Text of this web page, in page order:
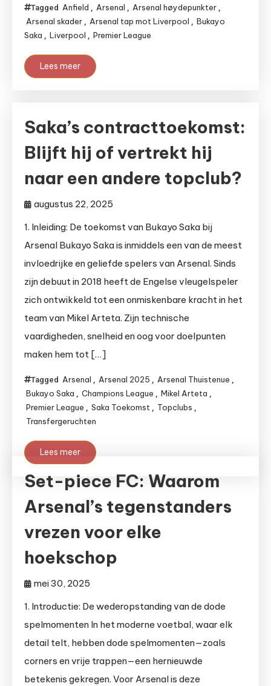
Tagged Anfield , Arsenal , Arsenal høydepunkter ,
Arsenal skader , Arsenal tap mot Liverpool , Bukayo
Saka , Liverpool , Premier League
Lees meer
Saka’s contracttoekomst:
Blijft hij of vertrekt hij
naar een andere topclub?
augustus 22, 2025
1. Inleiding: De toekomst van Bukayo Saka bij
Arsenal Bukayo Saka is inmiddels een van de meest
invloedrijke en geliefde spelers van Arsenal. Sinds
zijn debuut in 2018 heeft de Engelse vleugelspeler
zich ontwikkeld tot een onmiskenbare kracht in het
team van Mikel Arteta. Zijn technische
vaardigheden, snelheid en oog voor doelpunten
maken hem tot […]
Tagged Arsenal , Arsenal 2025 , Arsenal Thuistenue ,
Bukayo Saka , Champions League , Mikel Arteta ,
Premier League , Saka Toekomst , Topclubs ,
Transfergeruchten
Lees meer
Set-piece FC: Waarom
Arsenal’s tegenstanders
vrezen voor elke
hoekschop
mei 30, 2025
1. Introductie: De wederopstanding van de dode
spelmomenten In het moderne voetbal, waar elk
detail telt, hebben dode spelmomenten—zoals
corners en vrije trappen—een hernieuwde
betekenis gekregen. Voor Arsenal is deze